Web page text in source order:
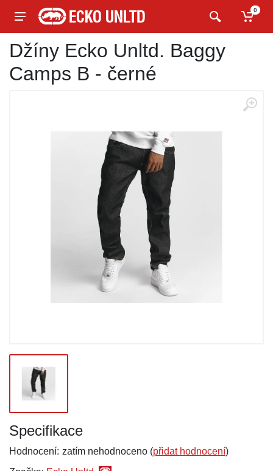
0
Džíny Ecko Unltd. Baggy
Camps B - černé
Specifikace
Hodnocení: zatím nehodnoceno (přidat hodnocení)